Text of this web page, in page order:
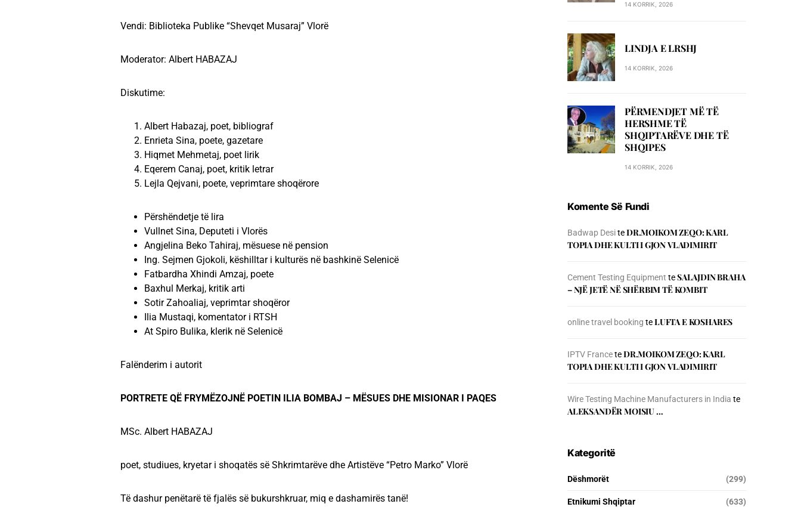
Vendi: Biblioteka Publike “Shevqet Musaraj” Vlorë
Moderator: Albert HABAZAJ
Diskutime:
Albert Habazaj, poet, bibliograf
Enrieta Sina, poete, gazetare
Hiqmet Mehmetaj, poet lirik
Eqerem Canaj, poet, kritik letrar
Lejla Qejvani, poete, veprimtare shoqërore
Përshëndetje të lira
Vullnet Sina, Deputeti i Vlorës
Angjelina Beko Tahiraj, mësuese në pension
Ing. Sejmen Gjokoli, këshilltar i kulturës në bashkinë Selenicë
Fatbardha Xhindi Amzaj, poete
Baxhul Merkaj, kritik arti
Sotir Zahoaliaj, veprimtar shoqëror
Ilia Mustaqi, komentator i RTSH
At Spiro Bulika, klerik në Selenicë
Falënderim i autorit
PORTRETE QË FRYMËZOJNË POETIN ILIA BOMBAJ – MËSUES DHE MISIONAR I PAQES
MSc. Albert HABAZAJ
poet, studiues, kryetar i shoqatës së Shkrimtarëve dhe Artistëve “Petro Marko” Vlorë
Të dashur penëtarë të fjalës së bukurshkruar, miq e dashamirës tanë!
14 KORRIK, 2026
LINDJA E LRSHJ
14 KORRIK, 2026
PËRMENDJET MË TË
HERSHME TË
SHQIPTARËVE DHE TË
SHQIPES
14 KORRIK, 2026
Komente Së Fundi
Badwap DesiteDR.MOIKOM ZEQO: KARL
TOPIA DHE KULTI I GJON VLADIMIRIT
Cement Testing Equipment teSALAJDIN BRAHA
– NJЁ JETЁ NЁ SHЁRBIM TЁ KOMBIT
online travel booking teLUFTA E KOSHARES
IPTV FranceteDR.MOIKOM ZEQO: KARL
TOPIA DHE KULTI I GJON VLADIMIRIT
Wire Testing Machine Manufacturers in India te
ALEKSANDËR MOISIU …
Kategoritë
Dëshmorët (299)
Etnikumi Shqiptar (633)